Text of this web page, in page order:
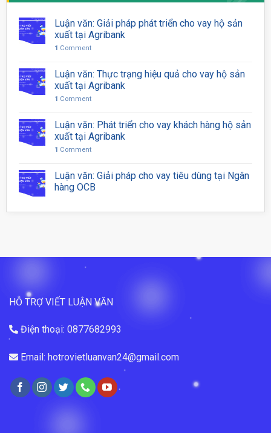
Luận văn: Giải pháp phát triển cho vay hộ sản
xuất tại Agribank
1 Comment
Luận văn: Thực trạng hiệu quả cho vay hộ sản
xuất tại Agribank
1 Comment
Luận văn: Phát triển cho vay khách hàng hộ sản
xuất tại Agribank
1 Comment
Luận văn: Giải pháp cho vay tiêu dùng tại Ngân
hàng OCB
HỖ TRỢ VIẾT LUẬN VĂN
Điện thoại: 0877682993
Email: hotrovietluanvan24@gmail.com